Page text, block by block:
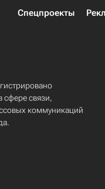
Спецпроекты
сфере связи,
коммуникаций